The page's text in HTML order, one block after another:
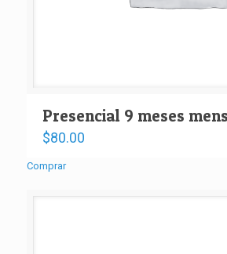
Presencial 9 meses
$80.00
Comprar